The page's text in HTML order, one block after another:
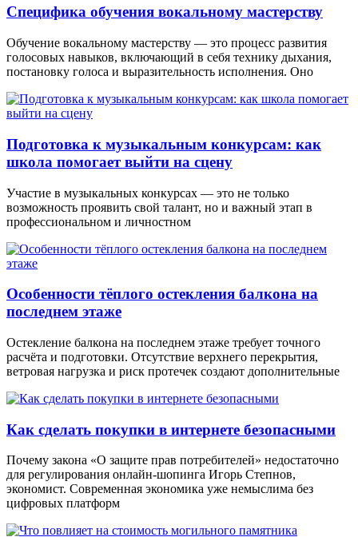
Специфика обучения вокальному мастерству
Обучение вокальному мастерству — это процесс развития
голосовых навыков, включающий в себя технику дыхания,
постановку голоса и выразительность исполнения. Оно
Подготовка к музыкальным конкурсам: как
школа помогает выйти на сцену
Участие в музыкальных конкурсах — это не только
возможность проявить свой талант, но и важный этап в
профессиональном и личностном
Особенности тёплого остекления балкона на
последнем этаже
Остекление балкона на последнем этаже требует точного
расчёта и подготовки. Отсутствие верхнего перекрытия,
ветровая нагрузка и риск протечек создают дополнительные
Как сделать покупки в интернете безопасными
Почему закона «О защите прав потребителей» недостаточно
для регулирования онлайн-шопинга Игорь Степнов,
экономист. Современная экономика уже немыслима без
цифровых платформ